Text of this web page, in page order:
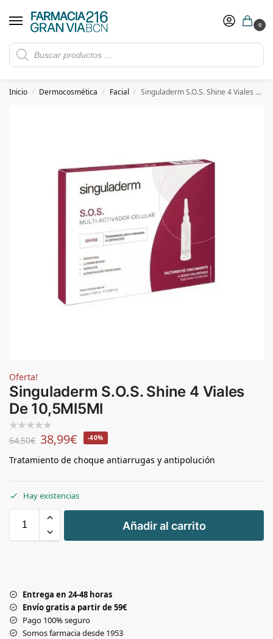
0
Rebajas de verano hasta -30%
​ 5€ de descuento con el cupón 5GRANVIA (compras superiores a 150€)
Inicio / Dermocosmética / Facial / Singuladerm S.O.S. Shine 4 Viales De 10,5Ml5Ml
Oferta!
Singuladerm S.O.S. Shine 4 Viales
De 10,5Ml5Ml
64,50€ 38,99€ -40%
Tratamiento de choque antiarrugas y antipolución
Hay existencias
+
-
Añadir al carrito
Entrega en 24-48 horas
Envío gratis a partir de 59€
Pago 100% seguro
Somos farmacia desde 1953